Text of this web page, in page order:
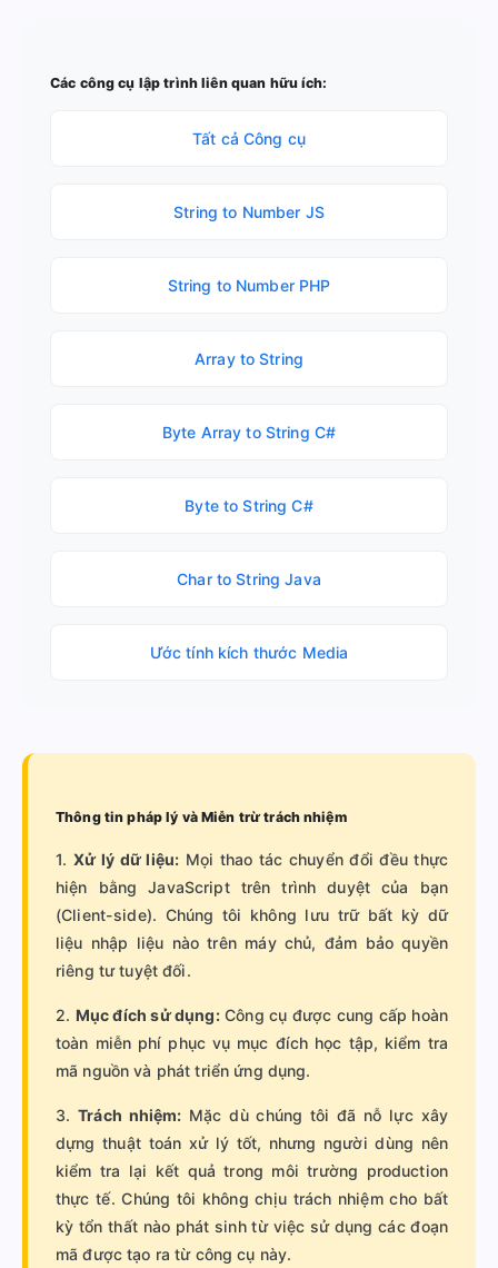
Các công cụ lập trình liên quan hữu ích:
Tất cả Công cụ
String to Number JS
String to Number PHP
Array to String
Byte Array to String C#
Byte to String C#
Char to String Java
Ước tính kích thước Media
Thông tin pháp lý và Miễn trừ trách nhiệm
1. Xử lý dữ liệu: Mọi thao tác chuyển đổi đều thực
hiện bằng JavaScript trên trình duyệt của bạn
(Client-side). Chúng tôi không lưu trữ bất kỳ dữ
liệu nhập liệu nào trên máy chủ, đảm bảo quyền
riêng tư tuyệt đối.
2. Mục đích sử dụng:Công cụ được cung cấp hoàn
toàn miễn phí phục vụ mục đích học tập, kiểm tra
mã nguồn và phát triển ứng dụng.
3.Trách nhiệm: Mặc dù chúng tôi đã nỗ lực xây
dựng thuật toán xử lý tốt, nhưng người dùng nên
kiểm tra lại kết quả trong môi trường production
thực tế. Chúng tôi không chịu trách nhiệm cho bất
kỳ tổn thất nào phát sinh từ việc sử dụng các đoạn
mã được tạo ra từ công cụ này.